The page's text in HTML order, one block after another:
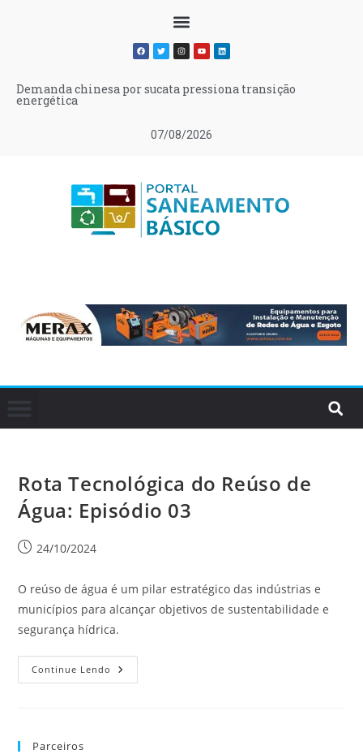
07/08/2026
Demanda chinesa por sucata pressiona transição
energética
Rota Tecnológica do Reúso de
Água: Episódio 03
24/10/2024
O reúso de água é um pilar estratégico das indústrias e
municípios para alcançar objetivos de sustentabilidade e
segurança hídrica.
Continue Lendo
Parceiros